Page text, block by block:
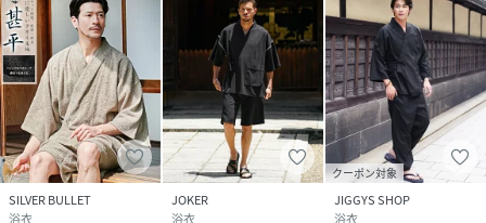
SILVER BULLET
浴衣
JOKER
浴衣
クーポン対象
JIGGYS SHOP
浴衣